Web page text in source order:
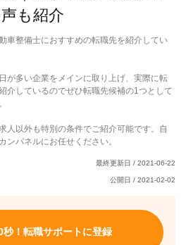
も紹介
車整備士におすすめの転職先を紹介してい
が多い企業をメインに取り上げ、実際に転
介しているのでぜひ転職先候補の1つとして
人以外も特別の条件でご紹介可能です。自
ンパネルにお任せください。
最終更新日 / 2021-06-22
公開日 / 2021-02-02
秒！転職サポートに登録